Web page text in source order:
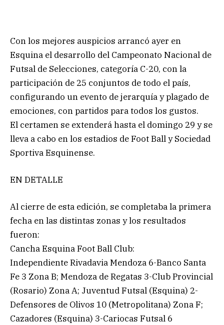
Con los mejores auspicios arrancó ayer en
Esquina el desarrollo del Campeonato Nacional de
Futsal de Selecciones, categoría C-20, con la
participación de 25 conjuntos de todo el país,
configurando un evento de jerarquía y plagado de
emociones, con partidos para todos los gustos.
El certamen se extenderá hasta el domingo 29 y se
lleva a cabo en los estadios de Foot Ball y Sociedad
Sportiva Esquinense.
EN DETALLE
Al cierre de esta edición, se completaba la primera
fecha en las distintas zonas y los resultados
fueron:
Cancha Esquina Foot Ball Club:
Independiente Rivadavia Mendoza 6-Banco Santa
Fe 3 Zona B; Mendoza de Regatas 3-Club Provincial
(Rosario) Zona A; Juventud Futsal (Esquina) 2-
Defensores de Olivos 10 (Metropolitana) Zona F;
Cazadores (Esquina) 3-Cariocas Futsal 6